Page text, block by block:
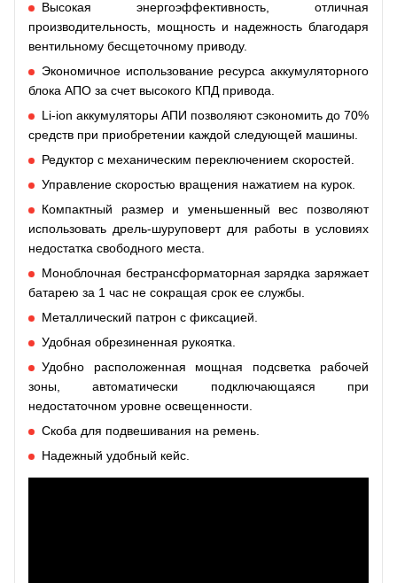
Высокая энергоэффективность, отличная
производительность, мощность и надежность благодаря
вентильному бесщеточному приводу.
Экономичное использование ресурса аккумуляторного
блока АПО за счет высокого КПД привода.
Li-ion аккумуляторы АПИ позволяют сэкономить до 70%
средств при приобретении каждой следующей машины.
Редуктор с механическим переключением скоростей.
Управление скоростью вращения нажатием на курок.
Компактный размер и уменьшенный вес позволяют
использовать дрель-шуруповерт для работы в условиях
недостатка свободного места.
Моноблочная бестрансформаторная зарядка заряжает
батарею за 1 час не сокращая срок ее службы.
Металлический патрон с фиксацией.
Удобная обрезиненная рукоятка.
Удобно расположенная мощная подсветка рабочей
зоны, автоматически подключающаяся при
недостаточном уровне освещенности.
Скоба для подвешивания на ремень.
Надежный удобный кейс.